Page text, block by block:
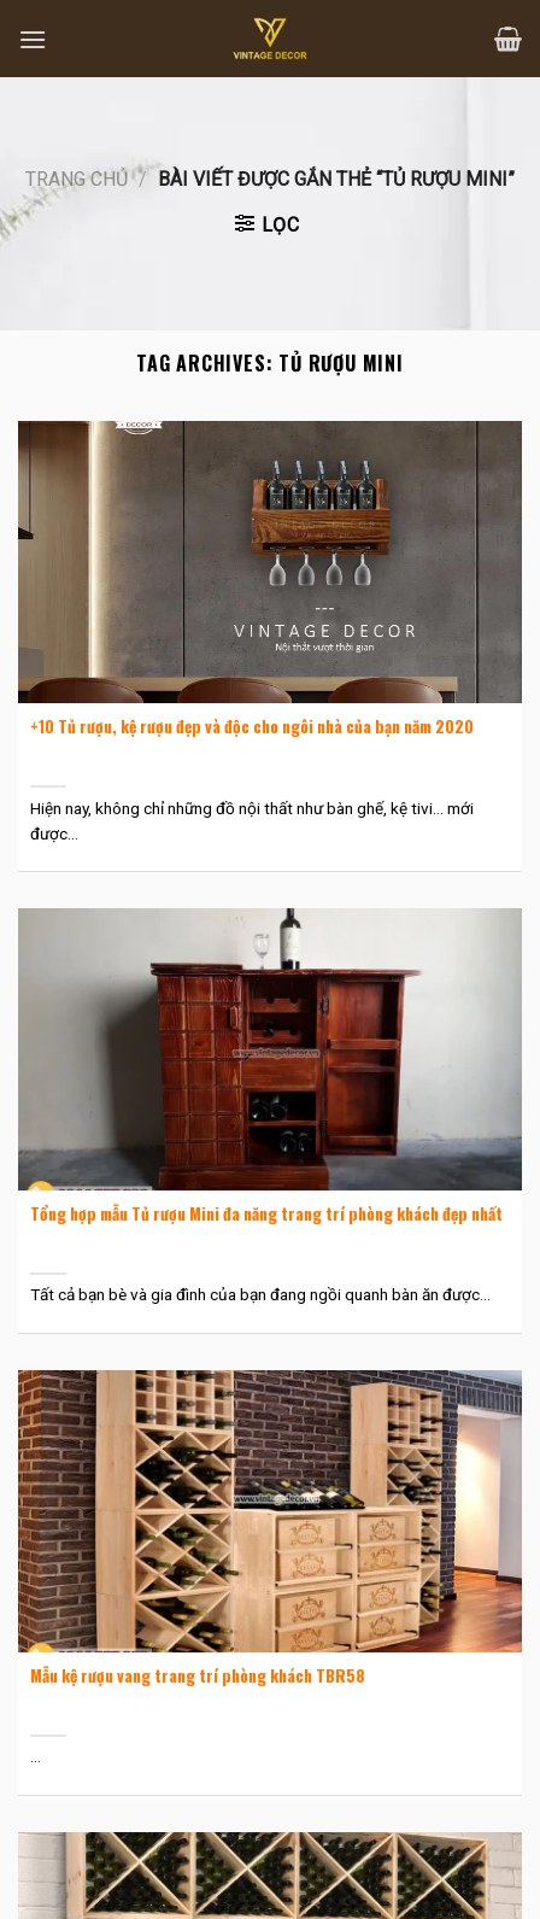
content
TRANG CHỦ /
BÀI VIẾT ĐƯỢC GẮN THẺ “TỦ RƯỢU MINI”
LỌC
TAG ARCHIVES: TỦ RƯỢU MINI
+10 Tủ rượu, kệ rượu đẹp và độc cho ngôi nhà của bạn năm 2020
Hiện nay, không chỉ những đồ nội thất như bàn ghế, kệ tivi… mới
được...
Tổng hợp mẫu Tủ rượu Mini đa năng trang trí phòng khách đẹp nhất
Tất cả bạn bè và gia đình của bạn đang ngồi quanh bàn ăn được...
Mẫu kệ rượu vang trang trí phòng khách TBR58
...